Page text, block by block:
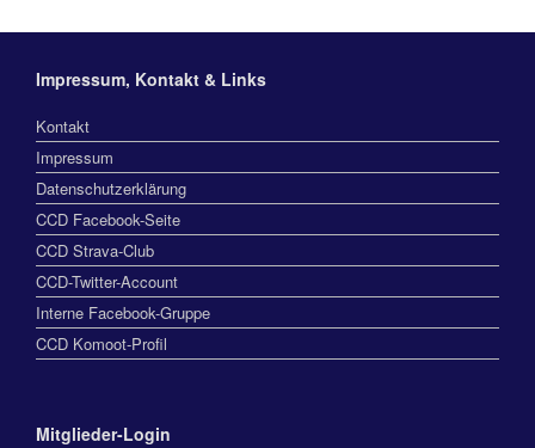
Impressum, Kontakt & Links
Kontakt
Impressum
Datenschutzerklärung
CCD Facebook-Seite
CCD Strava-Club
CCD-Twitter-Account
Interne Facebook-Gruppe
CCD Komoot-Profil
Mitglieder-Login